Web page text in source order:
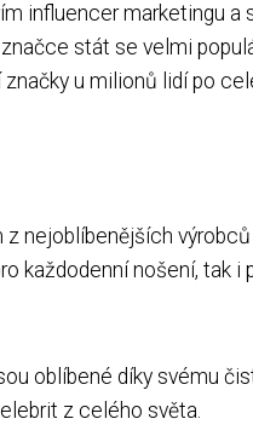
influencer marketingu a
stát se velmi
u milionů lidí po
nejoblíbenějších
každodenní nošení, tak i
oblíbené díky svému
z celého světa.